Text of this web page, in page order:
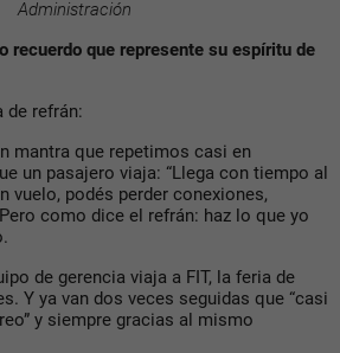
Administración
recuerdo que represente su espíritu de
de refrán:
mantra que repetimos casi en
un pasajero viaja: “Llega con tiempo al
vuelo, podés perder conexiones,
como dice el refrán: haz lo que yo
.
de gerencia viaja a FIT, la feria de
Y ya van dos veces seguidas que “casi
y siempre gracias al mismo